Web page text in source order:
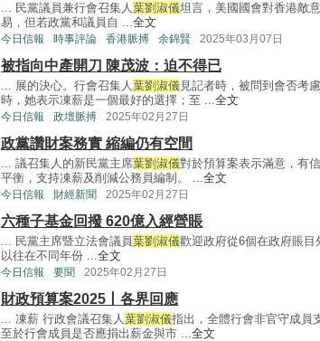
... 民黨議員兼行會召集人葉劉淑儀坦言，美國國會對香港敵
易，但若政黨和議員自 ...全文
今日信報 時事評論 香港脈搏 余錦賢 2025年03月07日
被指向中產開刀 陳茂波：迫不得已
... 展的決心。行會召集人葉劉淑儀見記者時，被問到會否考
時，她表示凍薪是一個最好的選擇；至 ...全文
今日信報 政壇脈搏 2025年02月27日
政黨讚財案務實 縮編仍有空間
... 議召集人的新民黨主席葉劉淑儀對於預算案表示滿意，有
平衡，支持凍薪及削減公務員編制。 ...全文
今日信報 財經新聞 2025年02月27日
六種子基金回撥 620億入經營賬
... 民黨主席暨立法會議員葉劉淑儀歡迎政府從6個在政府賬
以往在不同年份 ...全文
今日信報 要聞 2025年02月27日
財政預算案2025丨各界回應
... 凍薪 行政會議召集人葉劉淑儀指出，全體行會非官守成員
至於行會成員是否應捐出薪金與市 ...全文